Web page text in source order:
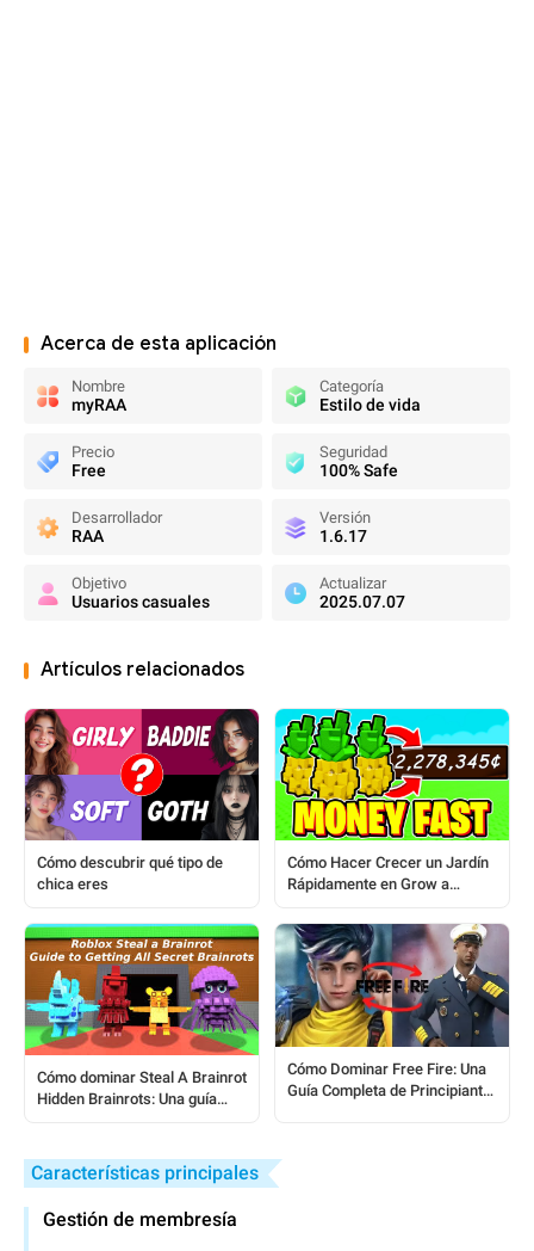
Acerca de esta aplicación
Nombre
myRAA
Categoría
Estilo de vida
Precio
Free
Seguridad
100% Safe
Desarrollador
RAA
Versión
1.6.17
Objetivo
Usuarios casuales
Actualizar
2025.07.07
Artículos relacionados
Cómo descubrir qué tipo de
chica eres
Cómo Hacer Crecer un Jardín
Rápidamente en Grow a
Cómo dominar Steal A Brainrot
Hidden Brainrots: Una guía
Cómo Dominar Free Fire: Una
Guía Completa de Principiante
Características principales
Gestión de membresía